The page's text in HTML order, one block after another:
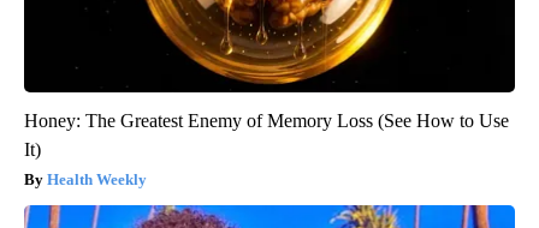
Honey: The Greatest Enemy of Memory Loss (See How to Use
It)
Health Weekly